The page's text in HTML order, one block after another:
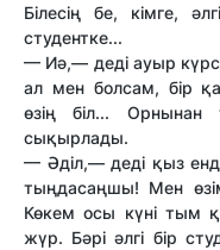
Білесің бе, кімге,
студентке...
— Иә,— деді ауыр
ал мен болсам, бір
өзің біл...
сықырлады.
— Әділ,— деді қыз
тыңдасаңшы! Meн
Көкем осы күні тым
жүр. Бәрі әлгі бір